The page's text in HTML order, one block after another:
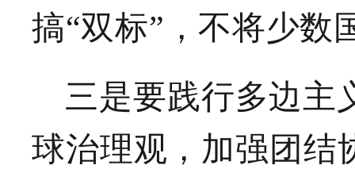
搞“双标”，不将少数
三是要践行多边主
球治理观，加强团结